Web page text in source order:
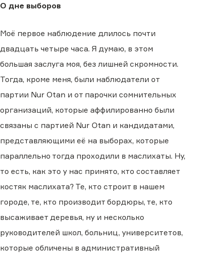
О дне выборов
Моё первое наблюдение длилось почти
двадцать четыре часа. Я думаю, в этом
большая заслуга моя, без лишней скромности.
Тогда, кроме меня, были наблюдатели от
партии Nur Otan и от парочки сомнительных
организаций, которые аффилированно были
связаны с партией Nur Otan и кандидатами,
представляющими её на выборах, которые
параллельно тогда проходили в маслихаты. Ну,
то есть, как это у нас принято, кто составляет
костяк маслихата? Те, кто строит в нашем
городе, те, кто производит бордюры, те, кто
высаживает деревья, ну и несколько
руководителей школ, больниц, университетов,
которые обличены в административный